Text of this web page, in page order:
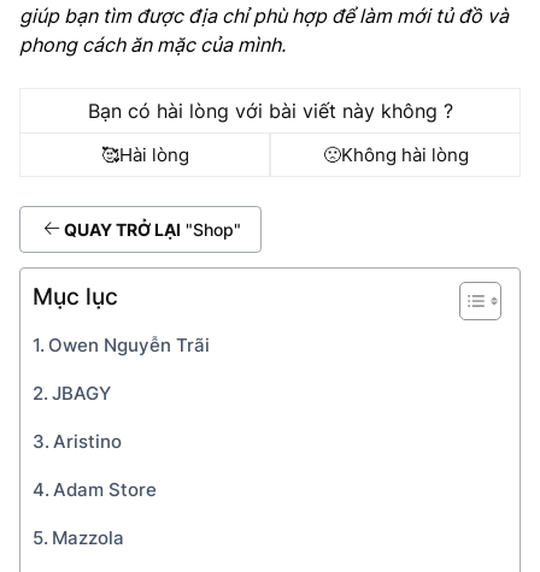
giúp bạn tìm được địa chỉ phù hợp để làm mới tủ đồ và
phong cách ăn mặc của mình.
Bạn có hài lòng với bài viết này không ?
🥰Hài lòng 🙁Không hài lòng
QUAY TRỞ LẠI "Shop"
Mục lục
Owen Nguyễn Trãi
JBAGY
Aristino
Adam Store
Mazzola